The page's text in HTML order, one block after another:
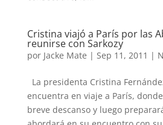
Cristina viajó a París por las
reunirse con Sarkozy
por Jacke Mate | Sep 11, 2011 |
La presidenta Cristina
encuentra en viaje a París,
breve descanso y luego